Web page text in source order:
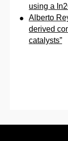
using a
Alberto
derived
catalysts”